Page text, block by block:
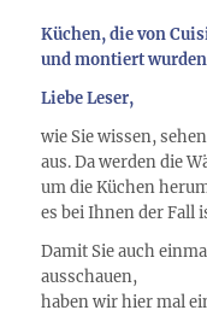
Küchen, die von
und montiert wurden
Liebe Leser,
wie Sie wissen,
aus. Da werden die
um die Küchen
es bei Ihnen der Fall
Damit Sie auch
ausschauen,
haben wir hier mal